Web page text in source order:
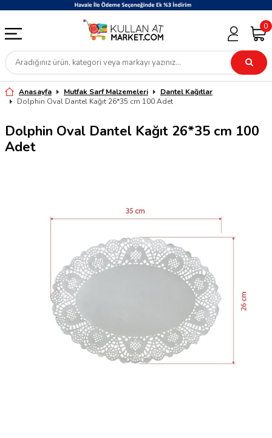
0
Anasayfa Mutfak Sarf Malzemeleri
Dantel Kağıtlar
Dolphin Oval Dantel Kağıt 26*35 cm 100 Adet
Dolphin Oval Dantel Kağıt 26*35 cm 100
Adet